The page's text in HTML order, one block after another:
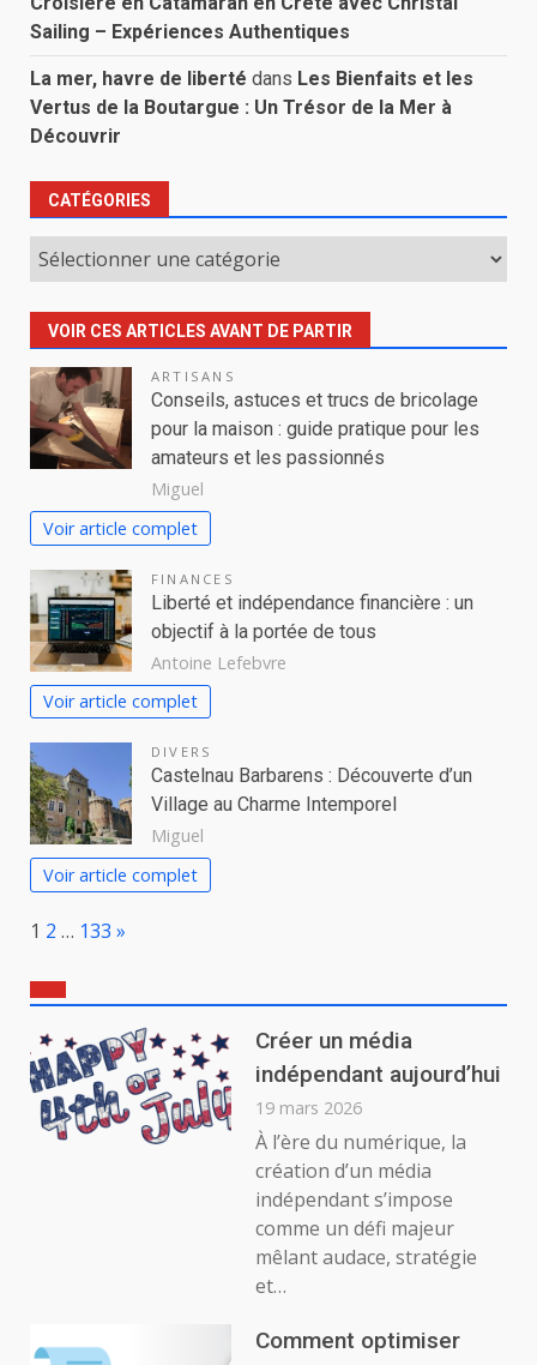
Sailing – Expériences Authentiques
La mer, havre de liberté dans Les Bienfaits et les
Vertus de la Boutargue : Un Trésor de la Mer à
Découvrir
CATÉGORIES
Catégories
VOIR CES ARTICLES AVANT DE PARTIR
ARTISANS
Conseils, astuces et trucs de bricolage
pour la maison : guide pratique pour les
amateurs et les passionnés
Miguel
Voir article complet
FINANCES
Liberté et indépendance financière : un
objectif à la portée de tous
Antoine Lefebvre
Voir article complet
DIVERS
Castelnau Barbarens : Découverte d’un
Village au Charme Intemporel
Miguel
Voir article complet
Page:
1 2 … 133 Next
»
Créer un média
indépendant aujourd’hui
19 mars 2026
À l’ère du numérique, la
création d’un média
indépendant s’impose
comme un défi majeur
mêlant audace, stratégie
et…
Comment optimiser